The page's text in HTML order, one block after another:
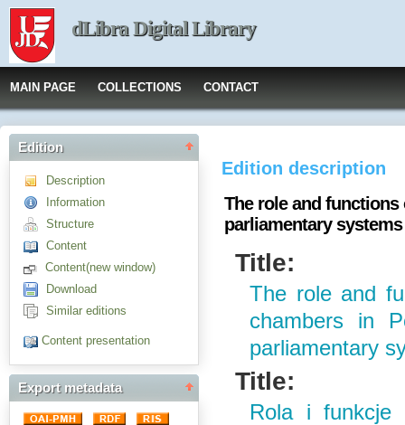
dLibra Digital Library
MAIN PAGE COLLECTIONS CONTACT
Edition
Description
Information
Structure
Content
Content(new window)
Download
Similar editions
Content presentation
Export metadata
Edition description
The role and
parliamentary systems
Title:
The role and
chambers in
parliamentary
Title:
Rola i funkcje